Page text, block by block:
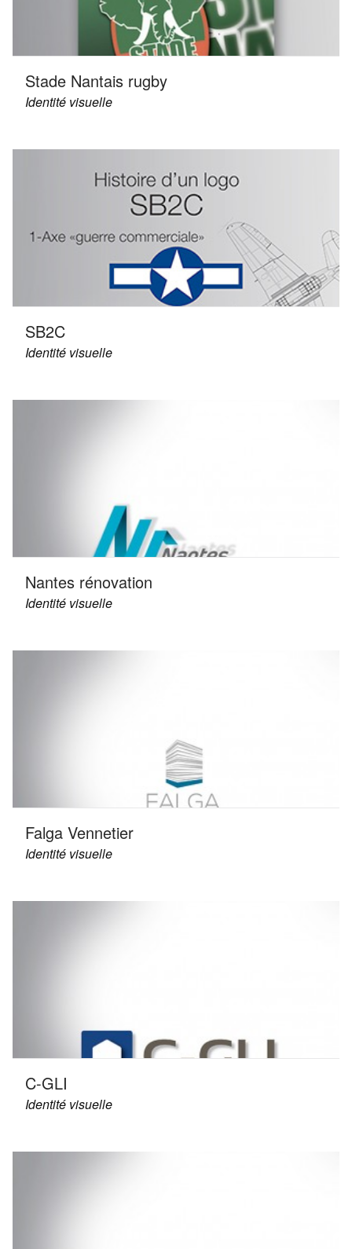
Stade Nantais rugby
Identité visuelle
SB2C
Identité visuelle
Nantes rénovation
Identité visuelle
Falga Vennetier
Identité visuelle
C-GLI
Identité visuelle